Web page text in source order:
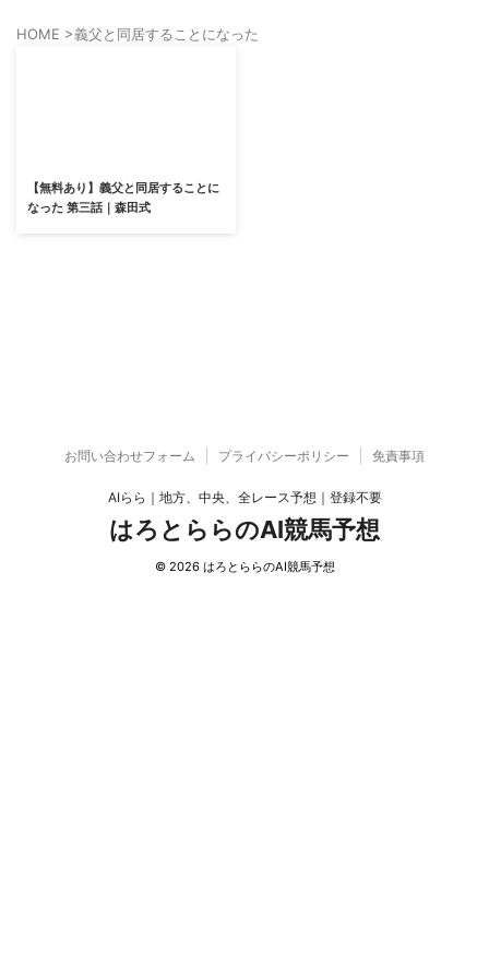
HOME >義父と同居することになった
【無料あり】義父と同居することに
なった 第三話｜森田式
お問い合わせフォーム プライバシーポリシー 免責事項
AIらら｜地方、中央、全レース予想｜登録不要
はろとららのAI競馬予想
© 2026 はろとららのAI競馬予想